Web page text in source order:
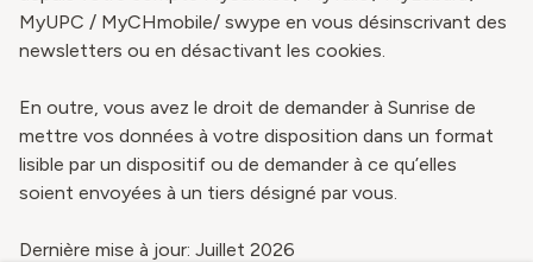
MyUPC / MyCHmobile/ swype en vous désinscrivant des
newsletters ou en désactivant les cookies.
En outre, vous avez le droit de demander à Sunrise de
mettre vos données à votre disposition dans un format
lisible par un dispositif ou de demander à ce qu’elles
soient envoyées à un tiers désigné par vous.
Dernière mise à jour: Juillet 2026